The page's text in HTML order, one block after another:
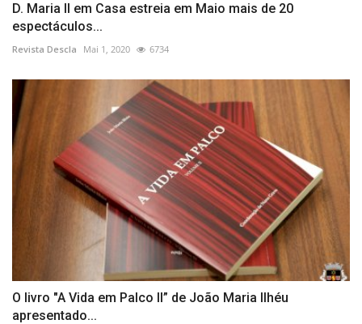
D. Maria II em Casa estreia em Maio mais de 20
espectáculos...
Revista Descla Mai 1, 2020 6734
O livro "A Vida em Palco II” de João Maria Ilhéu
apresentado...